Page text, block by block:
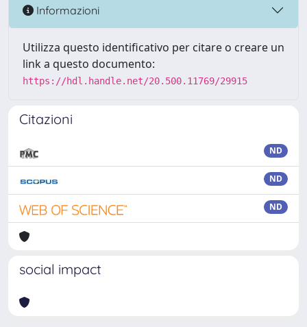
Informazioni
Utilizza questo identificativo per citare o creare un
link a questo documento:
https://hdl.handle.net/20.500.11769/29915
Citazioni
ND
ND
ND
social impact